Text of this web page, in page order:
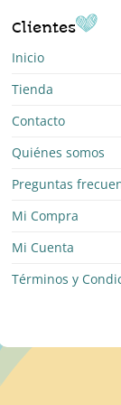
Clientes
Inicio
Tienda
Contacto
Quiénes somos
Preguntas
Mi Compra
Mi Cuenta
Términos y